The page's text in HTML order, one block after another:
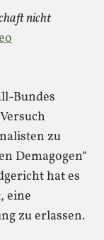
nicht
Bundes
zu
Demagogen“
hat es
eine
zu erlassen.